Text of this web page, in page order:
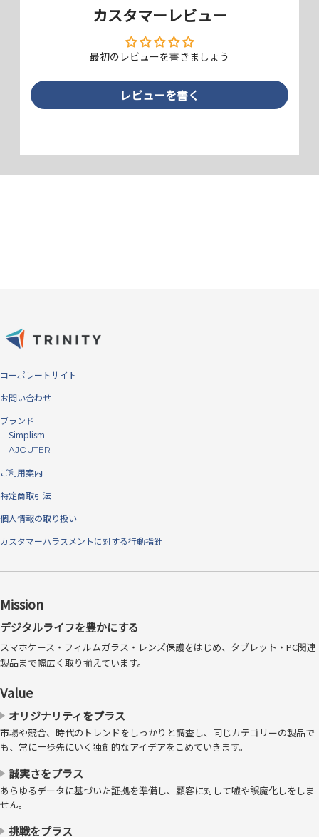
強化ガラスで画面の広範囲を保護し、端末本体の形状に沿った立体成型
のPETフレームが周りを覆うことで、角からの落下や衝撃で起こる「角
因である角からの落下や衝撃にもろく、「角割れ」や「クラック（欠
け）」が簡単にできてしまいます。 本製品は2種類の素材を複合し、強
性と薄さを併せ持ちます。割れが発生しやすい四隅をPET素材にするこ
とにより「角割れ」を防ぎ、高い保護力によるこの上ない安心感を提供
します。
端まで守る、フルカバータイプ
ディスプレイ全面を守る、端まで貼れるフルカバータイプです。フレー
指すべりさらさら、反射防止タイプ
ギラつきを抑える反射防止（アンチグレア）仕様。指すべりがさらさら
していて、フリック操作がしやすく、指紋も付きにくいタイプです。さ
らにLEDライトのギラつきを大幅に低減するため、目に優しくなってい
カスタマーレビュー
最初のレビューを書きましょう
レビューを書く
コーポレートサイト
お問い合わせ
ブランド
Simplism
AJOUTER
ご利用案内
特定商取引法
個人情報の取り扱い
カスタマーハラスメントに対する行動指針
Mission
デジタルライフを豊かにする
スマホケース・フィルムガラス・レンズ保護をはじめ、タブレット・PC関連
製品まで幅広く取り揃えています。
Value
オリジナリティをプラス
市場や競合、時代のトレンドをしっかりと調査し、同じカテゴリーの製品で
も、常に一歩先にいく独創的なアイデアをこめていきます。
誠実さをプラス
あらゆるデータに基づいた証拠を準備し、顧客に対して嘘や誤魔化しをしま
せん。
挑戦をプラス